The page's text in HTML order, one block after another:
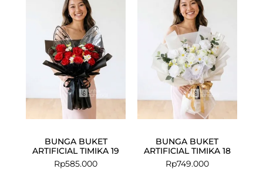
BUNGA BUKET
ARTIFICIAL TIMIKA 19
Rp585.000
BUNGA BUKET
ARTIFICIAL TIMIKA 18
Rp749.000